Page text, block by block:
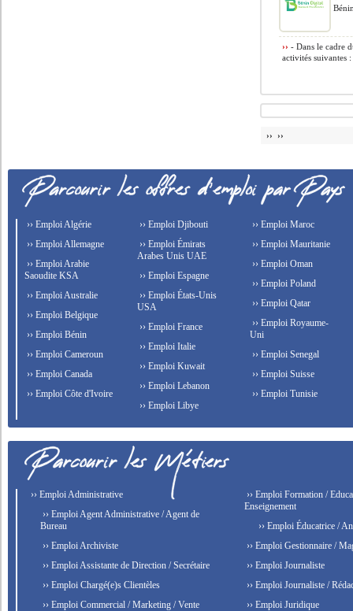
›› - Dans le cadre
activités suivantes
›› ››
›› Emploi Algérie
›› Emploi Allemagne
›› Emploi Arabie
Saoudite KSA
›› Emploi Australie
›› Emploi Belgique
›› Emploi Bénin
›› Emploi Cameroun
›› Emploi Canada
›› Emploi Côte d'Ivoire
›› Emploi Djibouti
›› Emploi Émirats
Arabes Unis UAE
›› Emploi Espagne
›› Emploi États-Unis
USA
›› Emploi France
›› Emploi Italie
›› Emploi Kuwait
›› Emploi Lebanon
›› Emploi Libye
›› Emploi Maroc
›› Emploi Mauritanie
›› Emploi Oman
›› Emploi Poland
›› Emploi Qatar
›› Emploi Royaume-
Uni
›› Emploi Senegal
›› Emploi Suisse
›› Emploi Tunisie
›› Emploi Administrative
›› Emploi Agent Administrative / Agent de
Bureau
›› Emploi Archiviste
›› Emploi Assistante de Direction / Secrétaire
›› Emploi Chargé(e)s Clientèles
›› Emploi Commercial / Marketing / Vente
›› Emploi Formation /
Enseignement
›› Emploi Éducatrice /
›› Emploi Gestionnaire /
›› Emploi Journaliste
›› Emploi Journaliste /
›› Emploi Juridique